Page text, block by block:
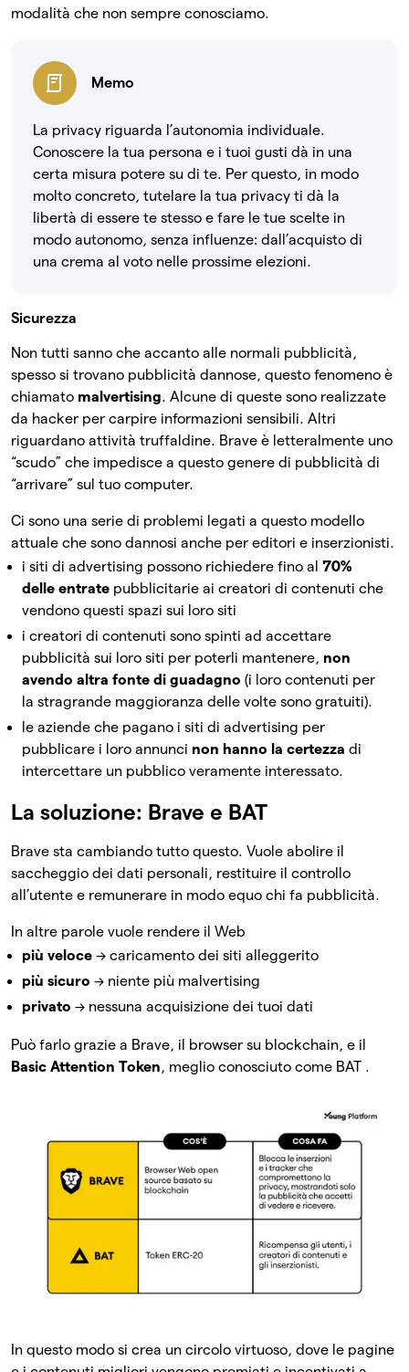
modalità che non sempre conosciamo.
Memo
La privacy riguarda l’autonomia individuale.
Conoscere la tua persona e i tuoi gusti dà in una
certa misura potere su di te. Per questo, in modo
molto concreto, tutelare la tua privacy ti dà la
libertà di essere te stesso e fare le tue scelte in
modo autonomo, senza influenze: dall’acquisto di
una crema al voto nelle prossime elezioni.
Sicurezza
Non tutti sanno che accanto alle normali pubblicità,
spesso si trovano pubblicità dannose, questo fenomeno è
chiamato malvertising. Alcune di queste sono realizzate
da hacker per carpire informazioni sensibili. Altri
riguardano attività truffaldine. Brave è letteralmente uno
“scudo” che impedisce a questo genere di pubblicità di
“arrivare” sul tuo computer.
Ci sono una serie di problemi legati a questo modello
attuale che sono dannosi anche per editori e inserzionisti.
i siti di advertising possono richiedere fino al 70%
delle entrate pubblicitarie ai creatori di contenuti che
vendono questi spazi sui loro siti
i creatori di contenuti sono spinti ad accettare
pubblicità sui loro siti per poterli mantenere, non
avendo altra fonte di guadagno (i loro contenuti per
la stragrande maggioranza delle volte sono gratuiti).
le aziende che pagano i siti di advertising per
pubblicare i loro annunci non hanno la certezza di
intercettare un pubblico veramente interessato.
La soluzione: Brave e BAT
Brave sta cambiando tutto questo. Vuole abolire il
saccheggio dei dati personali, restituire il controllo
all’utente e remunerare in modo equo chi fa pubblicità.
In altre parole vuole rendere il Web
più veloce → caricamento dei siti alleggerito
più sicuro → niente più malvertising
privato → nessuna acquisizione dei tuoi dati
Può farlo grazie a Brave, il browser su blockchain, e il
Basic Attention Token, meglio conosciuto come BAT .
In questo modo si crea un circolo virtuoso, dove le pagine